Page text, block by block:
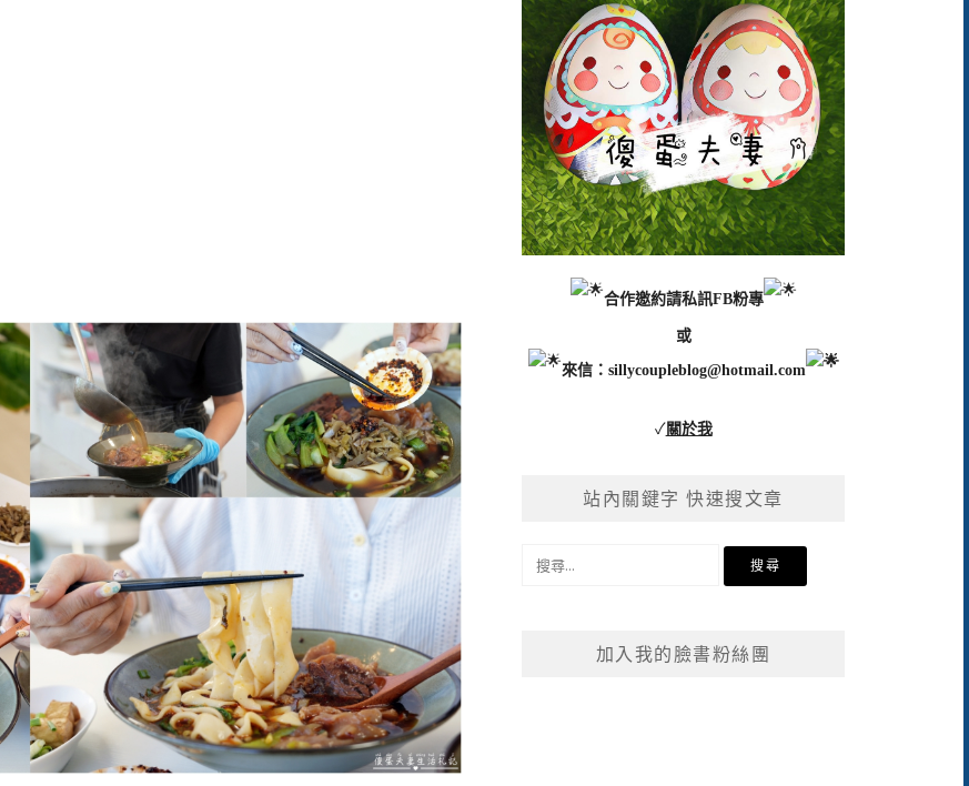
合作邀約請私訊FB粉專
或
來信： sillycoupleblog@hotmail.com
✓關於我
站內關鍵字 快速搜文章
加入我的臉書粉絲團